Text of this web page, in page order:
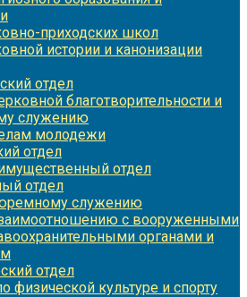
приходских школ
истории и канонизации
отдел
благотворительности и
служению
молодежи
отдел
отдел
отдел
служению
с вооруженными
органами и
отдел
физической культуре и спорту